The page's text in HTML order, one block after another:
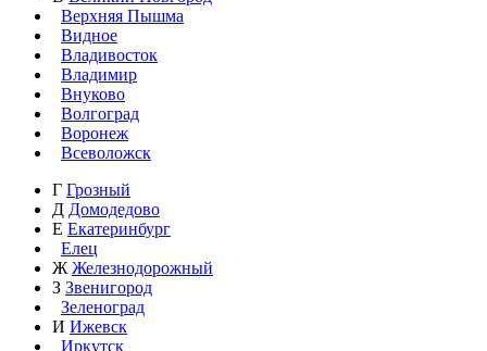
Верхняя Пышма
Видное
Владивосток
Владимир
Внуково
Волгоград
Воронеж
Всеволожск
Г Грозный
Д Домодедово
Е Екатеринбург
Елец
Ж Железнодорожный
З Звенигород
Зеленоград
И Ижевск
Иркутск